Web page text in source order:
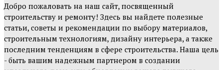
Добро пожаловать на наш сайт, посвященный
строительству и ремонту! Здесь вы найдете полезные
статьи, советы и рекомендации по выбору материалов,
строительным технологиям, дизайну интерьера, а также
последним тенденциям в сфере строительства. Наша цель
- быть вашим надежным партнером в создании